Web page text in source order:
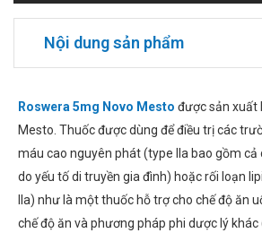
Nội dung sản phẩm
Roswera 5mg Novo Mesto được sản xuất
Mesto. Thuốc được dùng để điều trị các
máu cao nguyên phát (type lla bao gồm
do yếu tố di truyền gia đình) hoặc rối loạn
lla) như là một thuốc hỗ trợ cho chế độ ăn
chế độ ăn và phương pháp phi dược lý